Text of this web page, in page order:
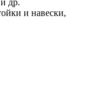
и навески,